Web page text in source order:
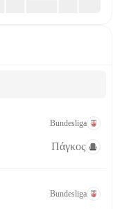
Bundesliga
Πάγκος
Bundesliga